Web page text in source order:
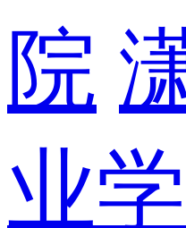
院
业